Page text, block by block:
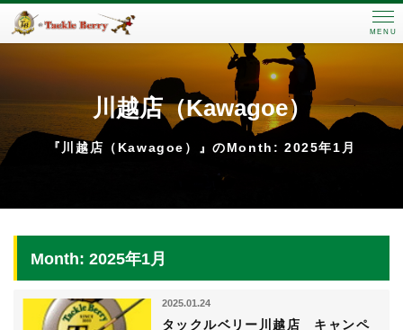
MENU
川越店（Kawagoe）
『川越店（Kawagoe）』のMonth: 2025年1月
Month: 2025年1月
2025.01.24
タックルベリー川越店 キャンペ